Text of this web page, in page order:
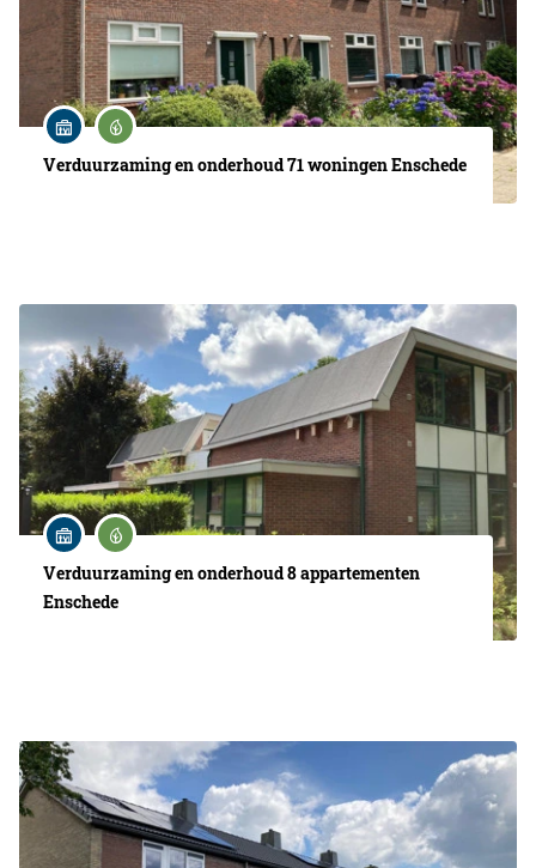
Verduurzaming en onderhoud 71 woningen Enschede
Verduurzaming en onderhoud 8 appartementen
Enschede